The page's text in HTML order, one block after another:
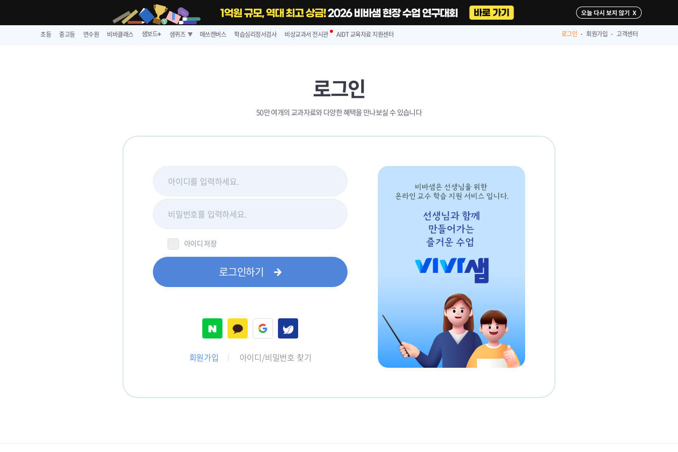
다시 보지 않기
초등 중고등 연수원 비바클래스 샘보드➕ 샘퀴즈 매쓰캔버스 학습심리정서검사 비상교과서 전시관 AIDT 교육자료 지원센터 로그인 회원가입 고객센터
로그인
50만 여개의 교과자료와 다양한 혜택을 만나보실 수 있습니다
아이디 저장
로그인하기
회원가입 아이디/비밀번호 찾기